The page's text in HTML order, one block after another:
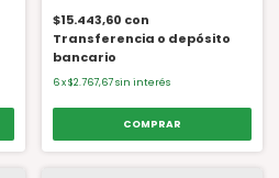
$15.443,60 con
Transferencia o depósito
bancario
6 x$2.767,67 sin interés